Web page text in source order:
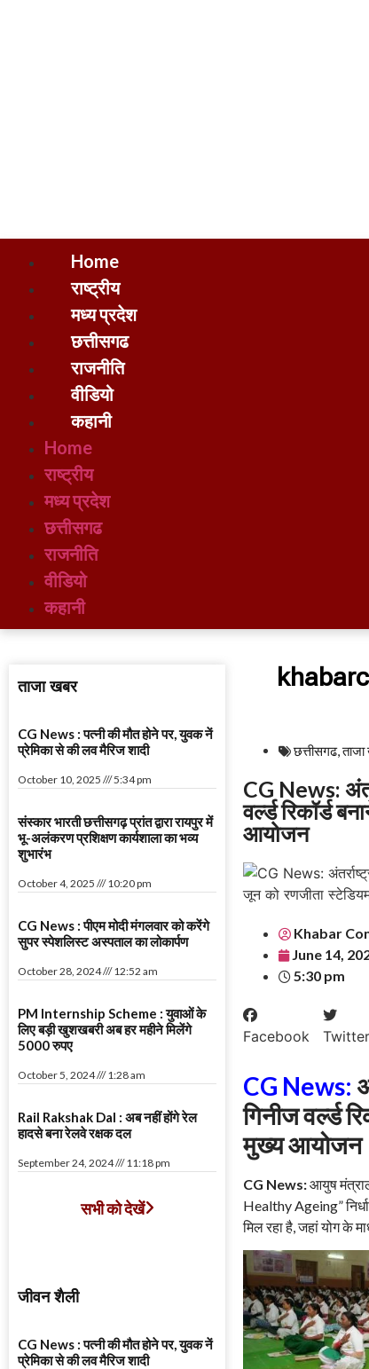
Home
राष्ट्रीय
मध्य प्रदेश
छत्तीसगढ
राजनीति
वीडियो
कहानी
Home
राष्ट्रीय
मध्य प्रदेश
छत्तीसगढ
राजनीति
वीडियो
कहानी
ताजा खबर
CG News : पत्नी की मौत होने पर, युवक नें
प्रेमिका से की लव मैरिज शादी
October 10, 2025 5:34 pm
संस्कार भारती छत्तीसगढ़ प्रांत द्वारा रायपुर में
भू-अलंकरण प्रशिक्षण कार्यशाला का भव्य
शुभारंभ
October 4, 2025 10:20 pm
CG News : पीएम मोदी मंगलवार को करेंगे
सुपर स्पेशलिस्ट अस्पताल का लोकार्पण
October 28, 2024 12:52 am
PM Internship Scheme : युवाओं के
लिए बड़ी खुशखबरी अब हर महीने मिलेंगे
5000 रुपए
October 5, 2024 1:28 am
Rail Rakshak Dal : अब नहीं होंगे रेल
हादसे बना रेलवे रक्षक दल
September 24, 2024 11:18 pm
सभी को देखें
जीवन शैली
CG News : पत्नी की मौत होने पर, युवक नें
प्रेमिका से की लव मैरिज शादी
छत्तीसगढ,
CG News:
वर्ल्ड रिकॉर्ड
आयोजन
Khabar
June 14,
5:30 pm
Facebook Twitter
CG News:
गिनीज वर्ल्ड
मुख्य आयोजन
CG News:आयुष
Healthy Ageing”
मिल रहा है, जहां योग के